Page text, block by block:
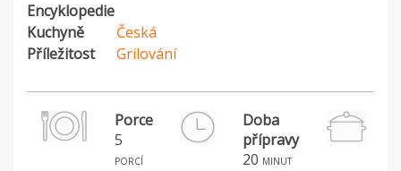
Encyklopedie
Kuchyně
Česká
Příležitost
Grilování
Porce
5
porcí
Doba
přípravy
20 minut